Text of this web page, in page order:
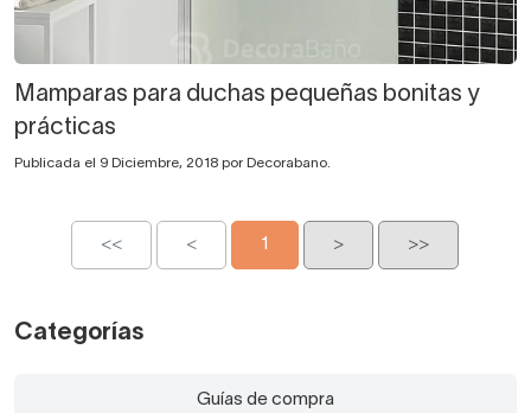
Mamparas para duchas pequeñas bonitas y
prácticas
Publicada el 9 Diciembre, 2018 por Decorabano.
<< < 1 > >>
Categorías
Guías de compra